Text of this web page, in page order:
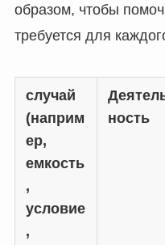
образом, чтобы
требуется для
случай
(наприм
ер,
емкость
,
условие
,
ность